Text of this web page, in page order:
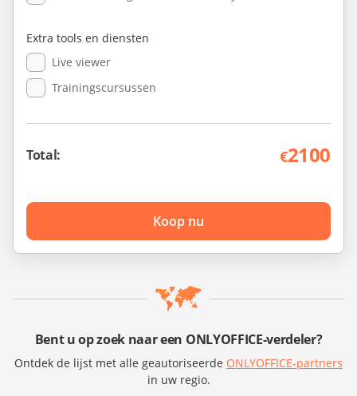
Extra tools en diensten
Live viewer
Trainingscursussen
Total: €2100
Koop nu
Bent u op zoek naar een ONLYOFFICE-verdeler?
Ontdek de lijst met alle geautoriseerde ONLYOFFICE-partners
in uw regio.